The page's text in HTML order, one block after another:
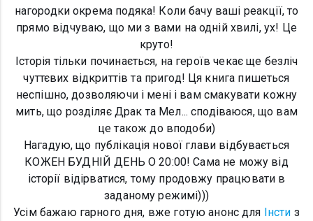
нагородки окрема подяка! Коли бачу ваші реакції, то
прямо відчуваю, що ми з вами на одній хвилі, ух! Це
круто!
Історія тільки починається, на героїв чекає ще безліч
чуттєвих відкриттів та пригод! Ця книга пишеться
неспішно, дозволяючи і мені і вам смакувати кожну
мить, що розділяє Драк та Мел... сподіваюся, що вам
це також до вподоби)
Нагадую, що публікація нової глави відбувається
КОЖЕН БУДНІЙ ДЕНЬ О 20:00! Сама не можу від
історії відірватися, тому продовжу працювати в
заданому режимі)))
Усім бажаю гарного дня, вже готую анонс для Інсти з